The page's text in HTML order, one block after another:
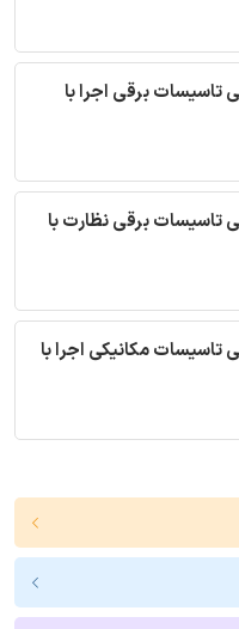
تاسیسات برقی اجرا با
تاسیسات برقی نظارت با
مکانیکی اجرا با